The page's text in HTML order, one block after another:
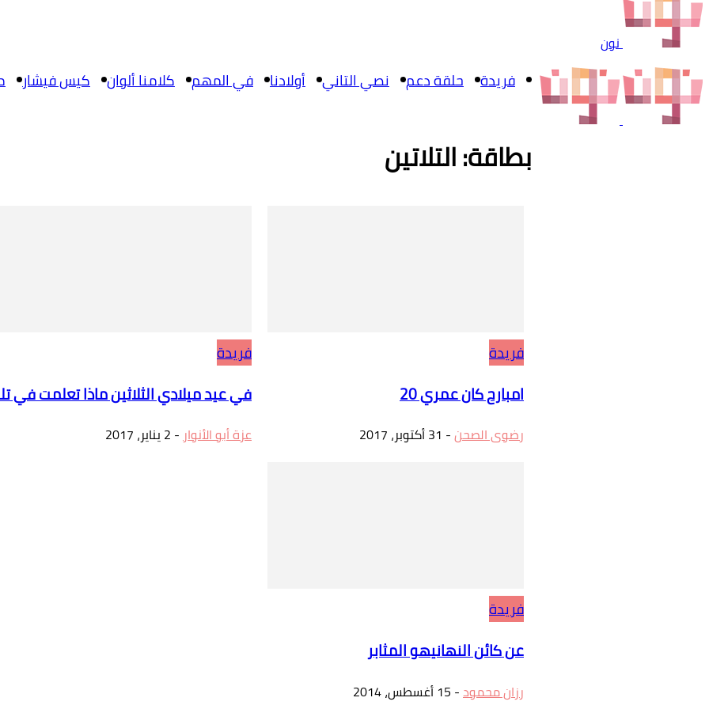
نون
فريدة حلقة دعم نصي التاني أولادنا في المهم كلامنا ألوان كيس فيشار
بطاقة: التلاتين
فريدة
امبارح كان عمري 20
رضوى الصحن- 31 أكتوبر، 2017
فريدة
في عيد ميلادي الثلاثين ماذا تعلمت في
عزة أبو الأنوار- 2 يناير، 2017
فريدة
عن كائن النهانيهو المثابر
رزان محمود- 15 أغسطس، 2014